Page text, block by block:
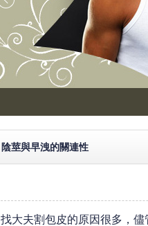
陰莖與早洩的關連性
找大夫割包皮的原因很多，